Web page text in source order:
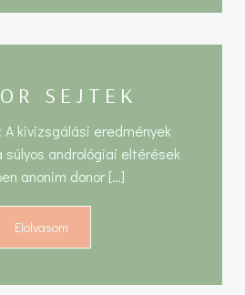
SEJTEK
A kivizsgálási eredmények
súlyos andrológiai eltérések
anonim donor […]
Elolvasom